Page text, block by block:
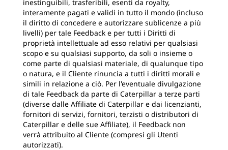
inestinguibili, trasferibili, esenti da royalty,
interamente pagati e validi in tutto il mondo (incluso
il diritto di concedere e autorizzare sublicenze a più
livelli) per tale Feedback e per tutti i Diritti di
proprietà intellettuale ad esso relativi per qualsiasi
scopo e su qualsiasi supporto, da soli o insieme o
come parte di qualsiasi materiale, di qualunque tipo
o natura, e il Cliente rinuncia a tutti i diritti morali e
simili in relazione a ciò. Per l'eventuale divulgazione
di tale Feedback da parte di Caterpillar a terze parti
(diverse dalle Affiliate di Caterpillar e dai licenzianti,
fornitori di servizi, fornitori, terzisti o distributori di
Caterpillar e delle sue Affiliate), il Feedback non
verrà attribuito al Cliente (compresi gli Utenti
autorizzati).